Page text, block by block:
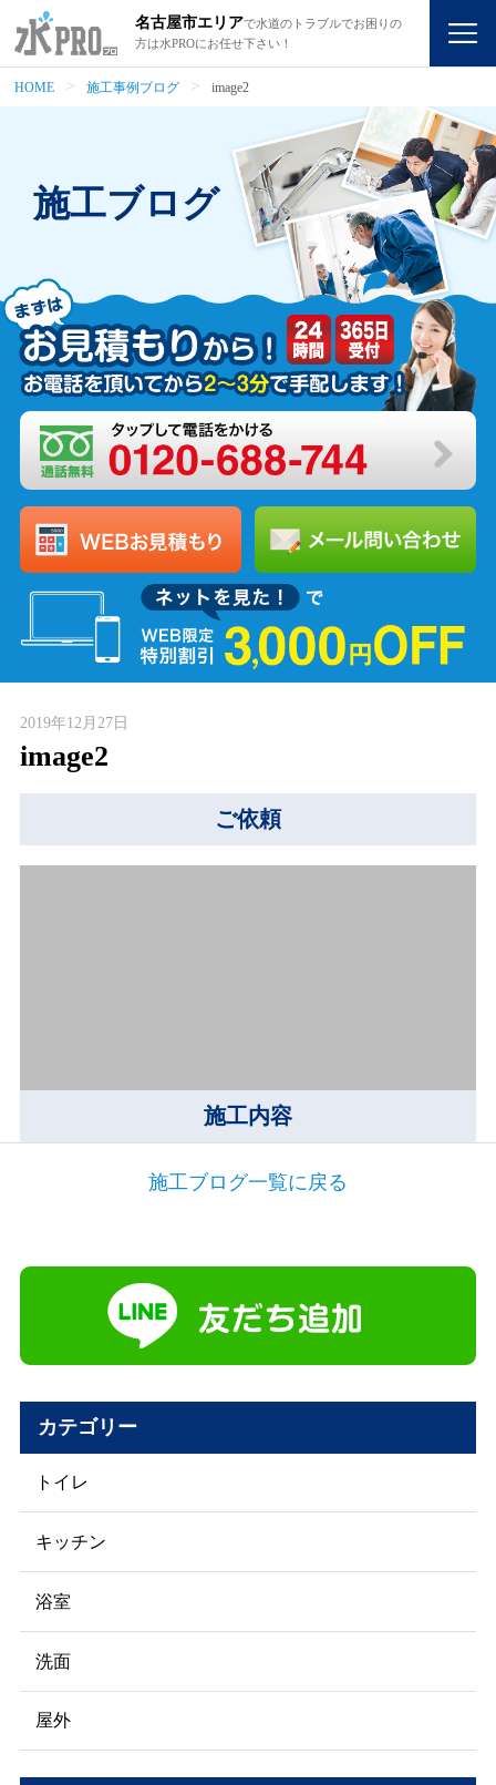
名古屋市エリアで水道のトラブルでお困りの
方は水PROにお任せ下さい！
HOME 施工事例ブログ image2
施工ブログ
2019年12月27日
image2
ご依頼
施工内容
施工ブログ一覧に戻る
カテゴリー
トイレ
キッチン
浴室
洗面
屋外